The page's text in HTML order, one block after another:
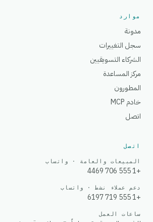
موارد
مدونة
سجل التغييرات
الشركاء التسويقيين
مركز المساعدة
المطورون
خادم MCP
اتصل
اتصل
المبيعات والعامة · واتساب
+1 555 706 4469
دعم عملاء نشط · واتساب
+1 555 719 6197
ساعات العمل